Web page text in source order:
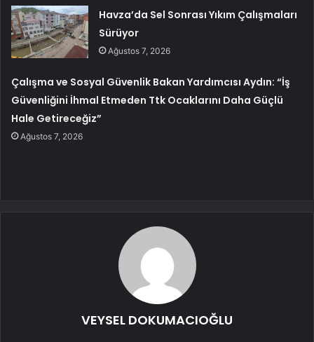
Havza’da Sel Sonrası Yıkım Çalışmaları
Sürüyor
Ağustos 7, 2026
Çalışma ve Sosyal Güvenlik Bakan Yardımcısı Aydın: “İş
Güvenliğini İhmal Etmeden Ttk Ocaklarını Daha Güçlü
Hale Getireceğiz”
Ağustos 7, 2026
VEYSEL DOKUMACIOĞLU